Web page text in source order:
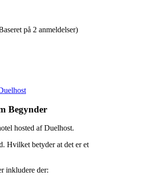
på 2 anmeldelser)
Begynder
hosted af Duelhost.
Hvilket betyder at det er et
inkludere der: